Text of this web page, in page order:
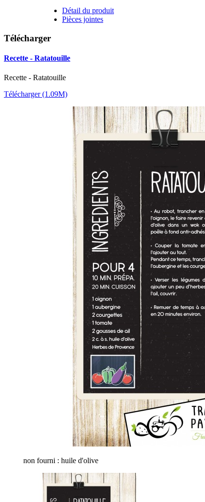
Détail du produit
Pièces jointes
Télécharger
Recette - Ratatouille
Recette - Ratatouille
Télécharger (1.09M)
non fourni : huile d'olive